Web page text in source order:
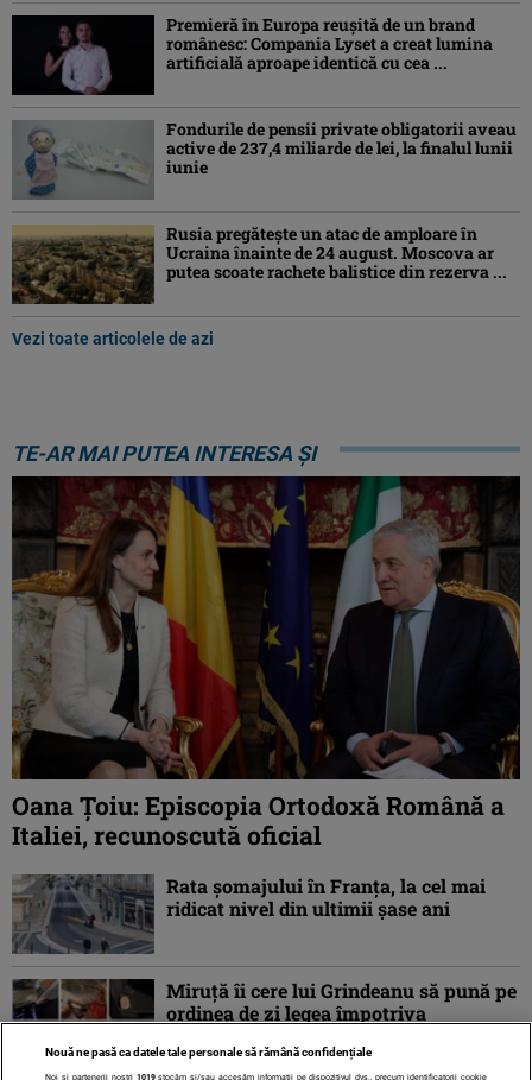
Premieră în Europa reușită de un brand
românesc: Compania Lyset a creat lumina
artificială aproape identică cu cea ...
Fondurile de pensii private obligatorii aveau
active de 237,4 miliarde de lei, la finalul lunii
iunie
Rusia pregătește un atac de amploare în
Ucraina înainte de 24 august. Moscova ar
putea scoate rachete balistice din rezerva ...
Vezi toate articolele de azi
TE-AR MAI PUTEA INTERESA ȘI
Oana Ţoiu: Episcopia Ortodoxă Română a
Italiei, recunoscută oficial
Rata şomajului în Franța, la cel mai
ridicat nivel din ultimii şase ani
Miruţă îi cere lui Grindeanu să pună pe
ordinea de zi legea împotriva
ambulanței ...
Nouă ne pasă ca datele tale personale să rămână confidențiale
Noi și partenerii noștri 1019stocăm și/sau accesăm informații pe dispozitivul dvs., precum identificatorii cookie